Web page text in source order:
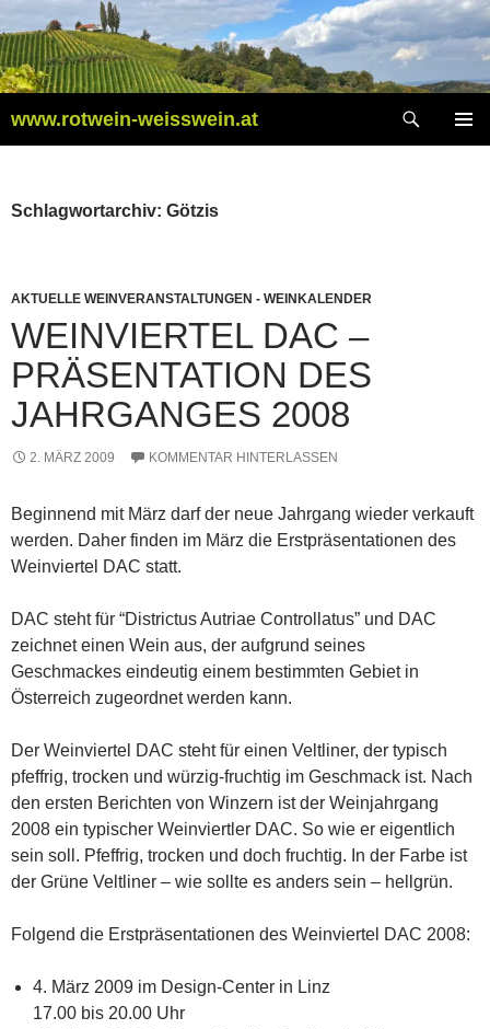
Inhalt
springen
www.rotwein-weisswein.at
Schlagwortarchiv: Götzis
AKTUELLE WEINVERANSTALTUNGEN - WEINKALENDER
WEINVIERTEL DAC –
PRÄSENTATION DES
JAHRGANGES 2008
2. MÄRZ 2009 KOMMENTAR HINTERLASSEN
Beginnend mit März darf der neue Jahrgang wieder verkauft
werden. Daher finden im März die Erstpräsentationen des
Weinviertel DAC statt.
DAC steht für “Districtus Autriae Controllatus” und DAC
zeichnet einen Wein aus, der aufgrund seines
Geschmackes eindeutig einem bestimmten Gebiet in
Österreich zugeordnet werden kann.
Der Weinviertel DAC steht für einen Veltliner, der typisch
pfeffrig, trocken und würzig-fruchtig im Geschmack ist. Nach
den ersten Berichten von Winzern ist der Weinjahrgang
2008 ein typischer Weinviertler DAC. So wie er eigentlich
sein soll. Pfeffrig, trocken und doch fruchtig. In der Farbe ist
der Grüne Veltliner – wie sollte es anders sein – hellgrün.
Folgend die Erstpräsentationen des Weinviertel DAC 2008:
4. März 2009 im Design-Center in Linz
17.00 bis 20.00 Uhr